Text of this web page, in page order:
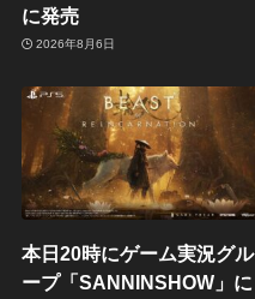
に発売
2026年8月6日
本日20時にゲーム実況グル
ープ「SANNINSHOW」に